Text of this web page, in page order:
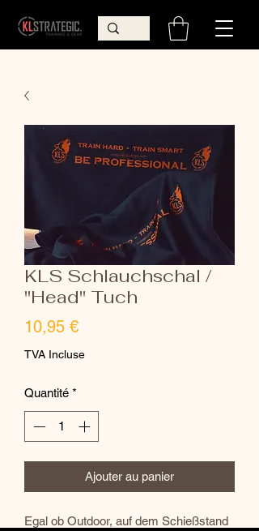
KLS Schlauchschal /
"Head" Tuch
10,95 €Prix
TVA Incluse
Quantité *
Ajouter au panier
Egal ob Outdoor, auf dem Schießstand